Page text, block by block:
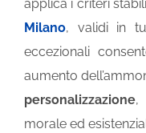
applica i criteri
Milano, validi in
eccezionali
aumento
personalizzazione,
morale ed